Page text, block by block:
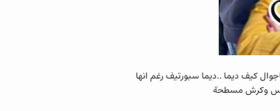
كيف ديما ..ديما سبورتيف رغم انها
وكرش مسطحة